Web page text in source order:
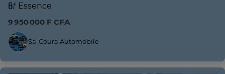
Essence
9 950 000 F CFA
Sa-Coura Automobile